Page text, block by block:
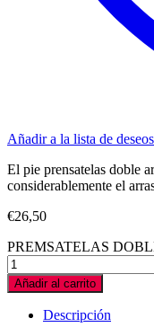
Añadir a la lista de deseos
El pie prensatelas doble
considerablemente el
€26,50
PREMSATELAS
Añadir al carrito
Descripción